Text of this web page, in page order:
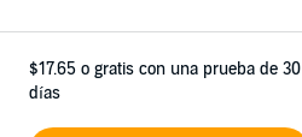
$17.65 o gratis con una prueba de 30
días